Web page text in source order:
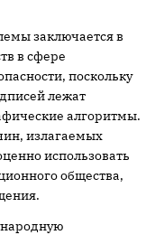
заключается в
в сфере
поскольку
лежат
алгоритмы.
излагаемых
использовать
общества,